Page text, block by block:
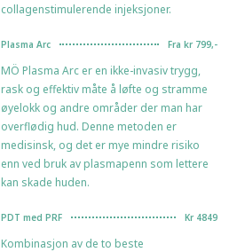
collagenstimulerende injeksjoner.
Plasma Arc Fra kr 799,-
MÖ Plasma Arc er en ikke-invasiv trygg,
rask og effektiv måte å løfte og stramme
øyelokk og andre områder der man har
overflødig hud. Denne metoden er
medisinsk, og det er mye mindre risiko
enn ved bruk av plasmapenn som lettere
kan skade huden.
PDT med PRF Kr 4849
Kombinasjon av de to beste